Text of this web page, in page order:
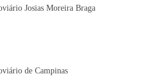
Josias Moreira Braga
de Campinas